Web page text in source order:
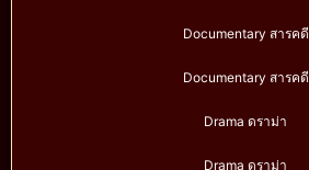
Documentary สารคดี
Documentary สารคดี
Drama ดราม่า
Drama ดราม่า